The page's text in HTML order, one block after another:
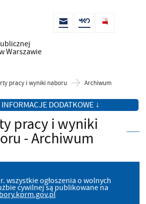
Warszawie
pracy i wyniki naboru Archiwum
DODATKOWE ↓
pracy i wyniki
- Archiwum
wszystkie ogłoszenia o wolnych
cywilnej są publikowane na